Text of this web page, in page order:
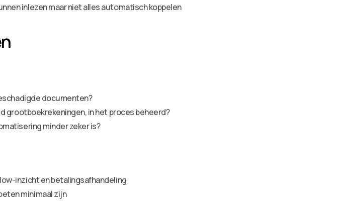
inlezen maar niet alles automatisch koppelen
documenten?
in het proces beheerd?
minder zeker is?
inzicht en betalingsafhandeling
minimaal zijn